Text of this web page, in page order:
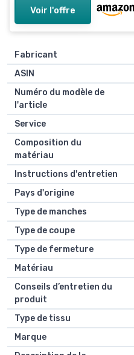
VertVoir l'offre
Fabricant
ASIN
Numéro du modèle de
l'article
Service
Composition du
matériau
Instructions d'entretien
Pays d'origine
Type de manches
Type de coupe
Type de fermeture
Matériau
Conseils d’entretien du
produit
Type de tissu
Marque